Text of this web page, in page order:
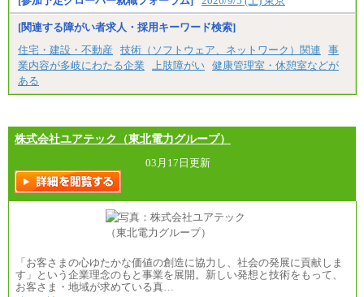
※正社員・契約社員登用制度あり
※上記給与をベースにスキル・経験に応じて、決定
します。
※試用期間中も給与に変更はございません
[関連する障がい者求人・採用キーワード検索]
住宅・建設・不動産
技術（ソフトウェア、ネットワーク）関連
事
業内容が多岐にわたる企業
上肢障がい 健康管理室・休憩室などが
ある
株式会社ユアテック（東北電力グループ）
03月17日更新
「お客さまの心ゆたかな価値の創造に協力し、社会の発展に貢献しま
す」という企業理念のもと事業を展開。新しい発想と技術をもって、
お客さま・地域が求めている真…